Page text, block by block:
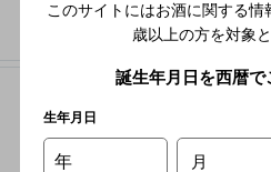
とこなつ家 池袋店 [居酒屋]
このサイトにはお酒に関する情
歳以上の方を対象
誕生年月日を西暦で
生年月日
年 月